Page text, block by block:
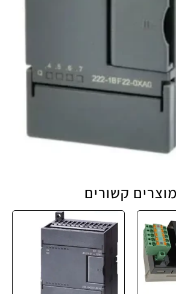
מוצרים קשורים